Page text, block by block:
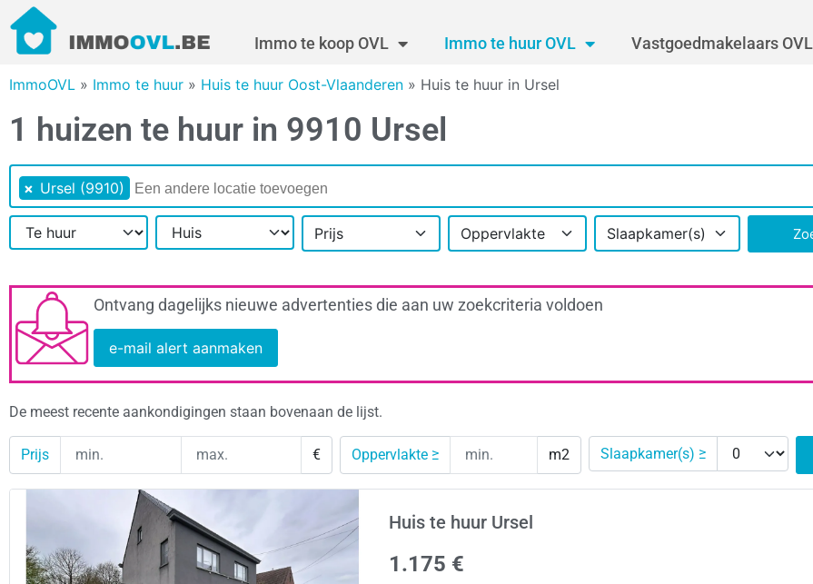
Immo te koop OVL Immo te huur OVL Vastgoedmakelaars OVL
ImmoOVL » Immo te huur » Huis te huur Oost-Vlaanderen » Huis te huur in Ursel
1 huizen te huur in 9910 Ursel
× Ursel (9910)
Prijs Oppervlakte Slaapkamer(s)
Ontvang dagelijks nieuwe advertenties die aan uw zoekcriteria voldoen
e-mail alert aanmaken
De meest recente aankondigingen staan bovenaan de lijst.
Prijs € Oppervlakte ≥ m2 Slaapkamer(s) ≥
Huis te huur Ursel
1.175 €